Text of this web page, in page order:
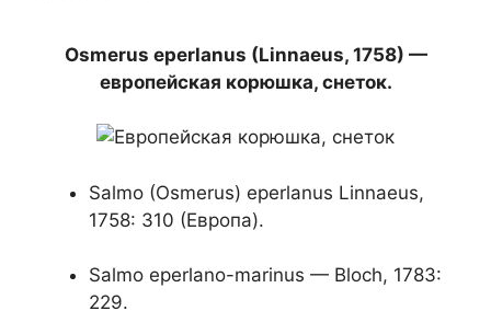
Osmerus eperlanus (Linnaeus, 1758) —
европейская корюшка, снеток.
Salmo (Osmerus) eperlanus Linnaeus,
1758: 310 (Европа).
Salmo eperlano-marinus — Bloch, 1783:
229.